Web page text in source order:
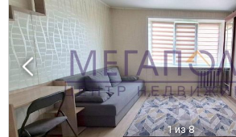
1 из 8